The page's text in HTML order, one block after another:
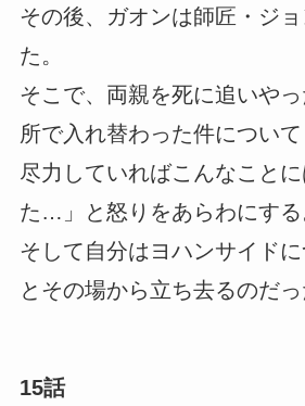
その後、ガオンは師匠・ジ
た。
そこで、両親を死に追いや
所で入れ替わった件につい
尽力していればこんなこと
た…」と怒りをあらわにする
そして自分はヨハンサイド
とその場から立ち去るのだっ
15話